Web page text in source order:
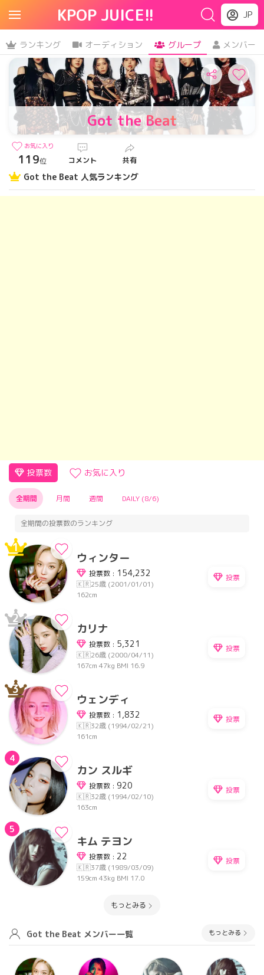
KPOP JUICE!! JP
ランキング オーディション グループ メンバー
Got the Beat
お気に入り
119位 コメント 共有
Got the Beat 人気ランキング
投票数 お気に入り
全期間 月間 週間 DAILY (8/6)
全期間の投票数のランキング
1
ウィンター
投票数 : 154,232
🇰🇷25歳 (2001/01/01)
162cm
投票
2
カリナ
投票数 : 5,321
🇰🇷26歳 (2000/04/11)
167cm 47kg BMI 16.9
投票
3
ウェンディ
投票数 : 1,832
🇰🇷32歳 (1994/02/21)
161cm
投票
4
カン スルギ
投票数 : 920
🇰🇷32歳 (1994/02/10)
163cm
投票
5
キム テヨン
投票数 : 22
🇰🇷37歳 (1989/03/09)
159cm 43kg BMI 17.0
投票
もっとみる
Got the Beat メンバー一覧 もっとみる